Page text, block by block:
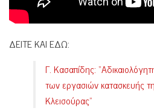
ΔΕΙΤΕ ΚΑΙ ΕΔΩ:
Γ. Κασαπίδης:
των εργασιών κατασκευής
Κλεισούρας”